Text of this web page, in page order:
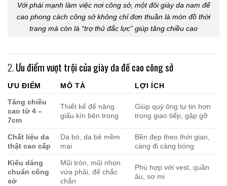
Với phái mạnh làm việc nơi công sở, một đôi giày da nam đế
cao phong cách công sở không chỉ đơn thuần là món đồ thời
trang mà còn là “trợ thủ đắc lực” giúp tăng chiều cao
2.Ưu điểm vượt trội của giày da đế cao công sở
ƯU ĐIỂM MÔ TẢ
LỢI ÍCH
Tăng chiều
cao từ 4 –
7cm
Thiết kế đế nâng
giấu kín bên trong
Giúp quý ông tự tin hơn
trong giao tiếp, gặp gỡ
Chất liệu da
thật cao cấp
Da bò, da bê mềm
mại
Bền đẹp theo thời gian,
càng đi càng bóng
Kiểu dáng
chuẩn công
sở
Mũi tròn, mũi nhọn
vừa phải, đế chắc
chắn
Phù hợp với vest, quần
âu, sơ mi